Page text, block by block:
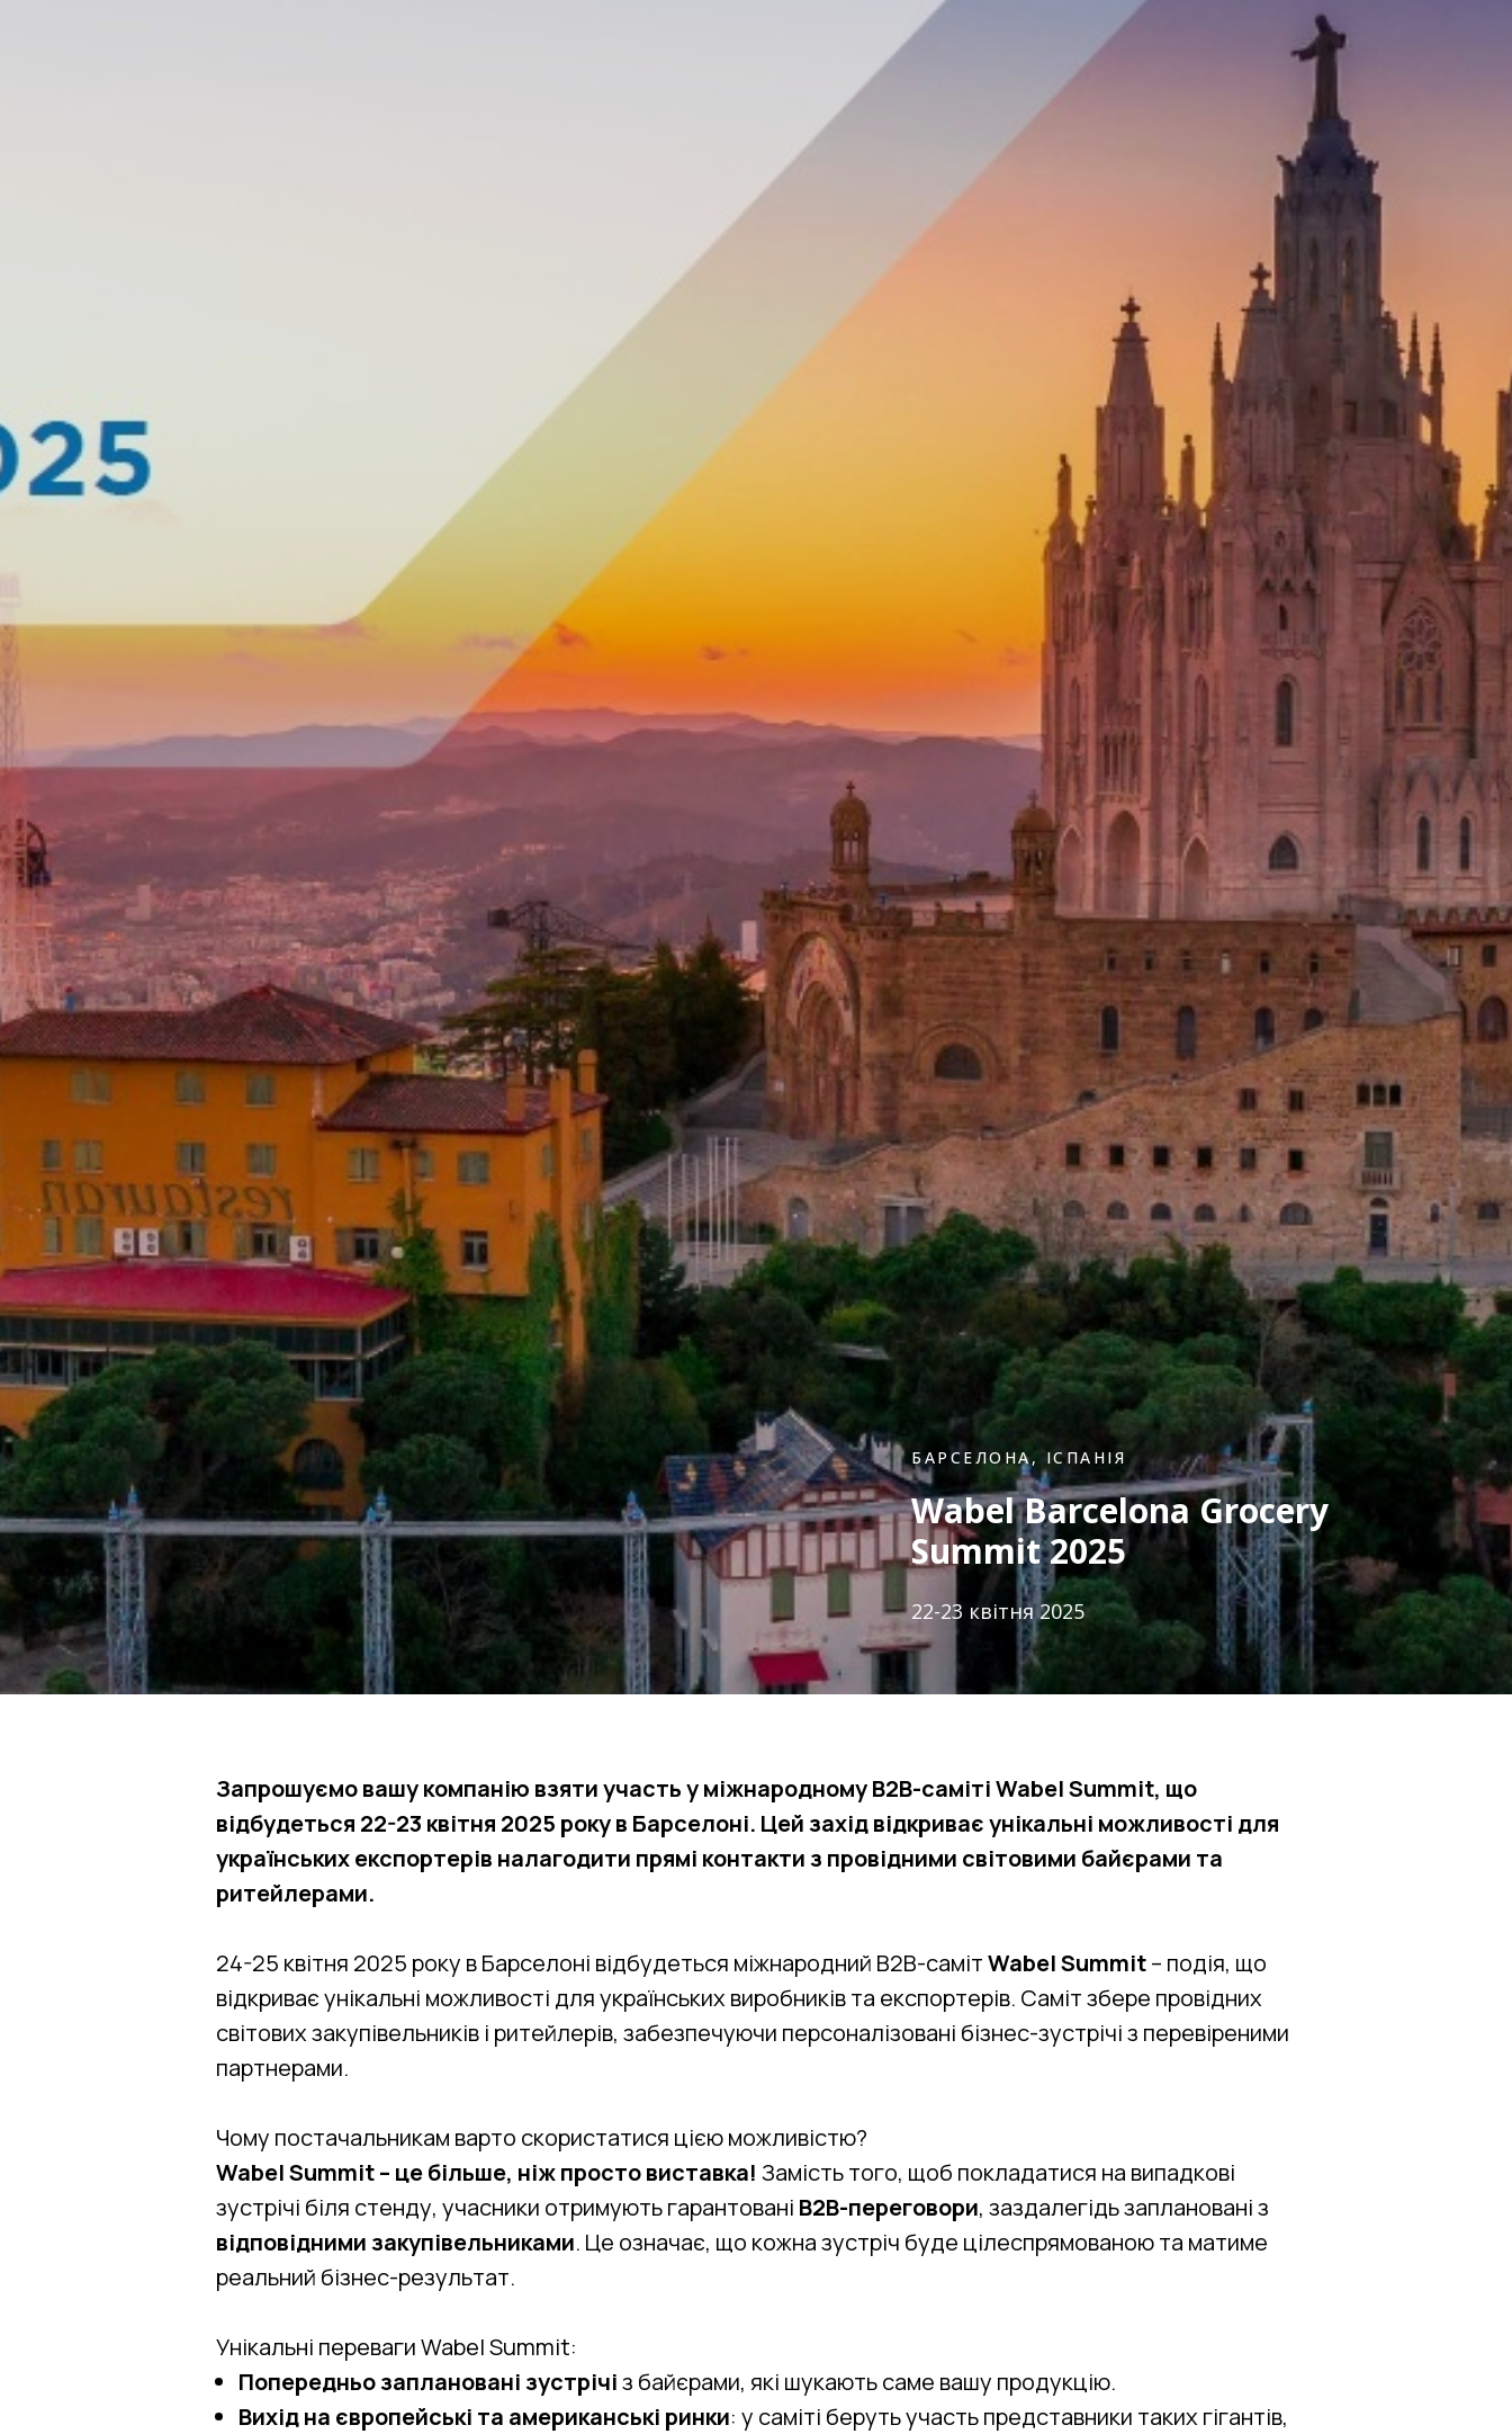
БАРСЕЛОНА, ІСПАНІЯ
Wabel Barcelona Grocery
Summit 2025
22-23 квітня 2025
Запрошуємо вашу компанію взяти участь у міжнародному B2B-саміті Wabel Summit, що
відбудеться 22-23 квітня 2025 року в Барселоні. Цей захід відкриває унікальні можливості для
українських експортерів налагодити прямі контакти з провідними світовими байєрами та
ритейлерами.
24-25 квітня 2025 року в Барселоні відбудеться міжнародний B2B-самітWabel Summit– подія, що
відкриває унікальні можливості для українських виробників та експортерів. Саміт збере провідних
світових закупівельників і ритейлерів, забезпечуючи персоналізовані бізнес-зустрічі з перевіреними
партнерами.
Чому постачальникам варто скористатися цією можливістю?
Wabel Summit – це більше, ніж просто виставка! Замість того, щоб покладатися на випадкові
зустрічі біля стенду, учасники отримують гарантовані B2B-переговори, заздалегідь заплановані з
відповідними закупівельниками. Це означає, що кожна зустріч буде цілеспрямованою та матиме
реальний бізнес-результат.
Унікальні переваги Wabel Summit:
Попередньо заплановані зустрічіз байєрами, які шукають саме вашу продукцію.
Вихід на європейські та американські ринки: у саміті беруть участь представники таких гігантів,